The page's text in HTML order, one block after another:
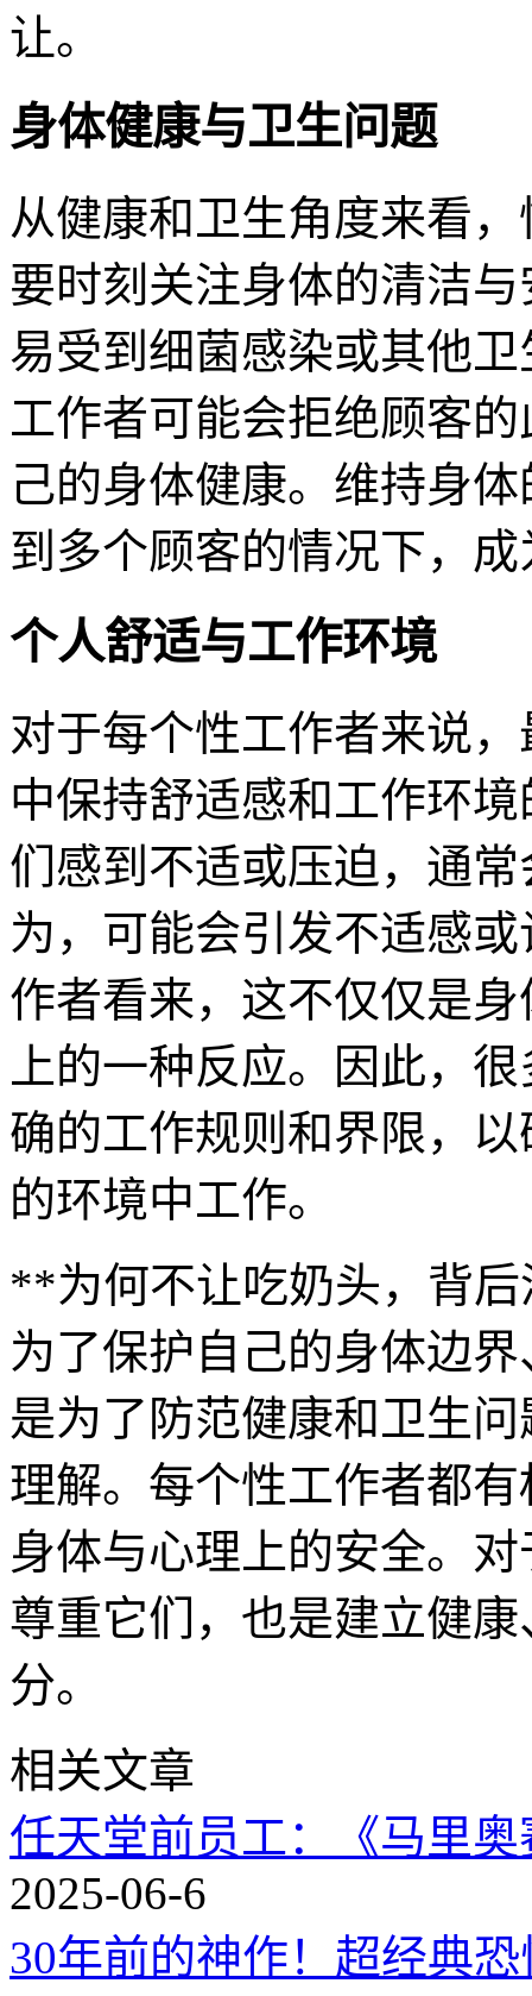
让。
身体健康与卫生问题
从健康和卫生角度来看
要时刻关注身体的清洁
易受到细菌感染或其他
工作者可能会拒绝顾客
己的身体健康。维持身
到多个顾客的情况下，
个人舒适与工作环境
对于每个性工作者来说
中保持舒适感和工作环
们感到不适或压迫，通
为，可能会引发不适感
作者看来，这不仅仅是
上的一种反应。因此，
确的工作规则和界限，
的环境中工作。
**为何不让吃奶头，背
为了保护自己的身体边
是为了防范健康和卫生
理解。每个性工作者都
身体与心理上的安全。
尊重它们，也是建立健
分。
相关文章
任天堂前员工：《马里
2025-06-6
30年前的神作！超经典